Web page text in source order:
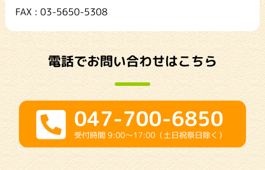
FAX : 03-5650-5308
電話でお問い合わせはこちら